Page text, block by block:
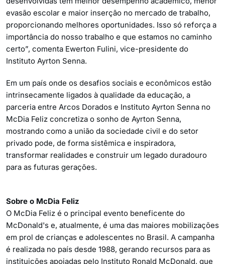
evasão escolar e maior inserção no mercado de trabalho,
proporcionando melhores oportunidades. Isso só reforça a
importância do nosso trabalho e que estamos no caminho
certo”, comenta Ewerton Fulini, vice-presidente do
Instituto Ayrton Senna.
Em um país onde os desafios sociais e econômicos estão
intrinsecamente ligados à qualidade da educação, a
parceria entre Arcos Dorados e Instituto Ayrton Senna no
McDia Feliz concretiza o sonho de Ayrton Senna,
mostrando como a união da sociedade civil e do setor
privado pode, de forma sistêmica e inspiradora,
transformar realidades e construir um legado duradouro
para as futuras gerações.
Sobre o McDia Feliz
O McDia Feliz é o principal evento beneficente do
McDonald's e, atualmente, é uma das maiores mobilizações
em prol de crianças e adolescentes no Brasil. A campanha
é realizada no país desde 1988, gerando recursos para as
instituições apoiadas pelo Instituto Ronald McDonald, que